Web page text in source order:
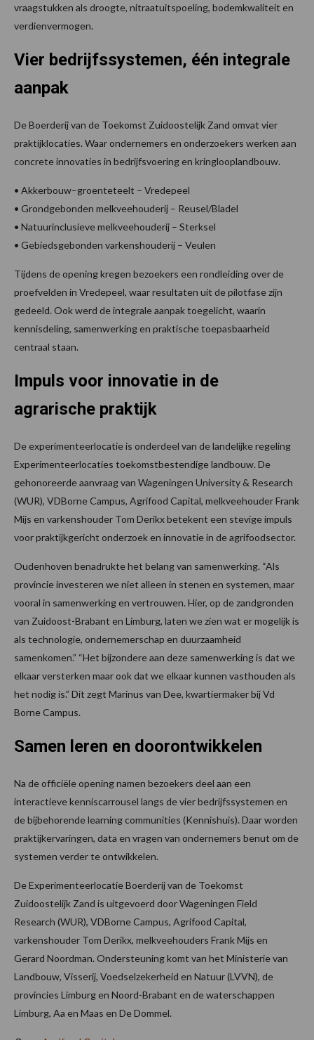
vraagstukken als droogte, nitraatuitspoeling, bodemkwaliteit en
verdienvermogen.
Vier bedrijfssystemen, één integrale
aanpak
De Boerderij van de Toekomst Zuidoostelijk Zand omvat vier
praktijklocaties. Waar ondernemers en onderzoekers werken aan
concrete innovaties in bedrijfsvoering en kringlooplandbouw.
• Akkerbouw–groenteteelt – Vredepeel
• Grondgebonden melkveehouderij – Reusel/Bladel
• Natuurinclusieve melkveehouderij – Sterksel
• Gebiedsgebonden varkenshouderij – Veulen
Tijdens de opening kregen bezoekers een rondleiding over de
proefvelden in Vredepeel, waar resultaten uit de pilotfase zijn
gedeeld. Ook werd de integrale aanpak toegelicht, waarin
kennisdeling, samenwerking en praktische toepasbaarheid
centraal staan.
Impuls voor innovatie in de
agrarische praktijk
De experimenteerlocatie is onderdeel van de landelijke regeling
Experimenteerlocaties toekomstbestendige landbouw. De
gehonoreerde aanvraag van Wageningen University & Research
(WUR), VDBorne Campus, Agrifood Capital, melkveehouder Frank
Mijs en varkenshouder Tom Derikx betekent een stevige impuls
voor praktijkgericht onderzoek en innovatie in de agrifoodsector.
Oudenhoven benadrukte het belang van samenwerking. “Als
provincie investeren we niet alleen in stenen en systemen, maar
vooral in samenwerking en vertrouwen. Hier, op de zandgronden
van Zuidoost-Brabant en Limburg, laten we zien wat er mogelijk is
als technologie, ondernemerschap en duurzaamheid
samenkomen.” “Het bijzondere aan deze samenwerking is dat we
elkaar versterken maar ook dat we elkaar kunnen vasthouden als
het nodig is.” Dit zegt Marinus van Dee, kwartiermaker bij Vd
Borne Campus.
Samen leren en doorontwikkelen
Na de officiële opening namen bezoekers deel aan een
interactieve kenniscarrousel langs de vier bedrijfssystemen en
de bijbehorende learning communities (Kennishuis). Daar worden
praktijkervaringen, data en vragen van ondernemers benut om de
systemen verder te ontwikkelen.
De Experimenteerlocatie Boerderij van de Toekomst
Zuidoostelijk Zand is uitgevoerd door Wageningen Field
Research (WUR), VDBorne Campus, Agrifood Capital,
varkenshouder Tom Derikx, melkveehouders Frank Mijs en
Gerard Noordman. Ondersteuning komt van het Ministerie van
Landbouw, Visserij, Voedselzekerheid en Natuur (LVVN), de
provincies Limburg en Noord-Brabant en de waterschappen
Limburg, Aa en Maas en De Dommel.